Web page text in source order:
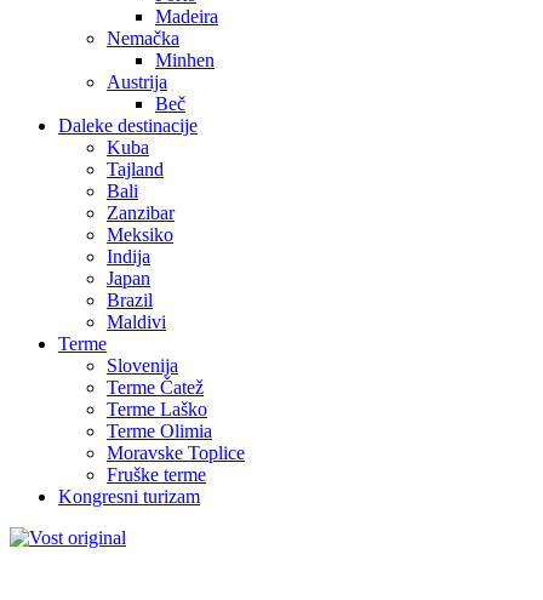
Madeira
Nemačka
Minhen
Austrija
Beč
Daleke destinacije
Kuba
Tajland
Bali
Zanzibar
Meksiko
Indija
Japan
Brazil
Maldivi
Terme
Slovenija
Terme Čatež
Terme Laško
Terme Olimia
Moravske Toplice
Fruške terme
Kongresni turizam